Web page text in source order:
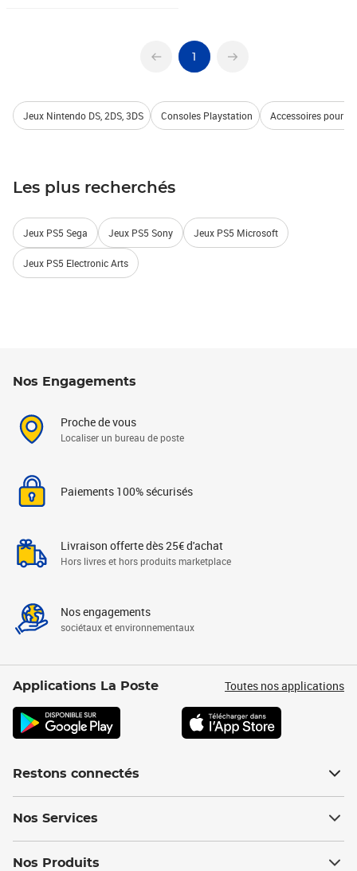
1
Jeux Nintendo DS, 2DS, 3DS Consoles Playstation Accessoires pour
Les plus recherchés
Jeux PS5 Sega Jeux PS5 Sony Jeux PS5 Microsoft
Jeux PS5 Electronic Arts
Nos Engagements
Proche de vous
Localiser un bureau de poste
Paiements 100% sécurisés
Livraison offerte dès 25€ d'achat
Hors livres et hors produits marketplace
Nos engagements
sociétaux et environnementaux
Applications La Poste Toutes nos applications
Restons connectés
Nos Services
Nos Produits